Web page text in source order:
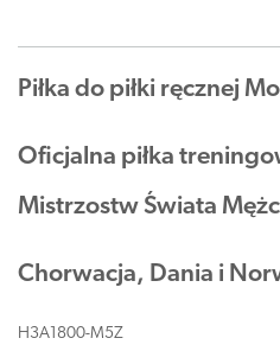
Piłka do piłki ręcznej
Oficjalna piłka
Mistrzostw Świata
Chorwacja, Dania i
H3A1800-M5Z